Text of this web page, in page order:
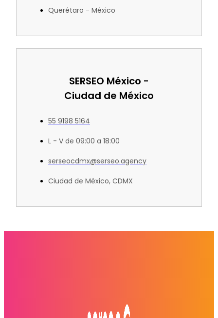
Querétaro - México
SERSEO México -
Ciudad de México
55 9198 5164
L - V de 09:00 a 18:00
serseocdmx@serseo.agency
Ciudad de México, CDMX